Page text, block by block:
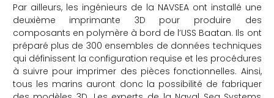
Par ailleurs, les ingénieurs de la NAVSEA ont installé une
deuxième imprimante 3D pour produire des
composants en polymère à bord de l’USS Baatan. Ils ont
préparé plus de 300 ensembles de données techniques
qui définissent la configuration requise et les procédures
à suivre pour imprimer des pièces fonctionnelles. Ainsi,
tous les marins auront donc la possibilité de fabriquer